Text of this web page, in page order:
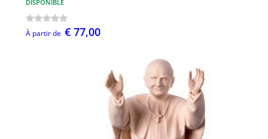
DISPONIBLE
À partir de € 77,00